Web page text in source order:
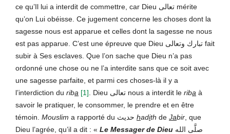
ce qu’Il lui a interdit de commettre, car Dieu تعالى mérite
qu’on Lui obéisse. Ce jugement concerne les choses dont la
sagesse nous est apparue et celles dont la sagesse ne nous
est pas apparue. C’est une épreuve que Dieu تبارك وتعالى fait
subir à Ses esclaves. Que l’on sache que Dieu n’a pas
ordonné une chose ou ne l’a interdite sans que ce soit avec
une sagesse parfaite, et parmi ces choses-là il y a
l’interdiction du riba [1] . Dieu تعالى nous a interdit le riba à
savoir le pratiquer, le consommer, le prendre et en être
témoin. Mouslim a rapporté du حديث hadith de Jabir , que
Dieu l’agrée, qu’il a dit : « Le Messager de Dieu صلَّى الله